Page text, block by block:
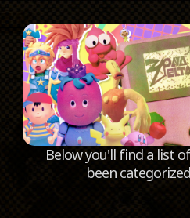
Below you'll find a list
been